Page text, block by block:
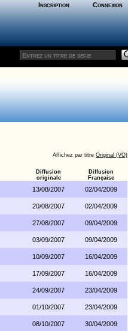
Inscription Connexion
Affichez par titre Original (VO)
Diffusion
originale
Diffusion
Française
13/08/2007
02/04/2009
20/08/2007
02/04/2009
27/08/2007
09/04/2009
03/09/2007
09/04/2009
10/09/2007
16/04/2009
17/09/2007
16/04/2009
24/09/2007
23/04/2009
01/10/2007
23/04/2009
08/10/2007
30/04/2009